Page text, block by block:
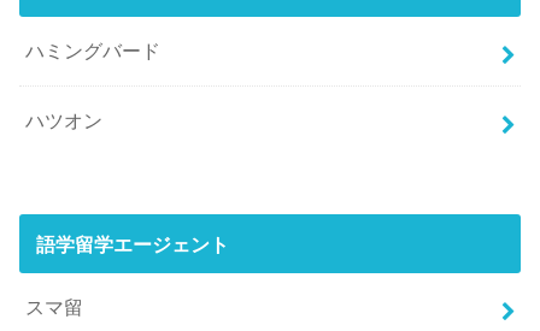
ハミングバード
ハツオン
語学留学エージェント
スマ留